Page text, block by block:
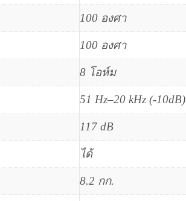
100 องศา
100 องศา
8 โอห์ม
51 Hz–20 kHz (-10dB)
117 dB
ได้
8.2 กก.